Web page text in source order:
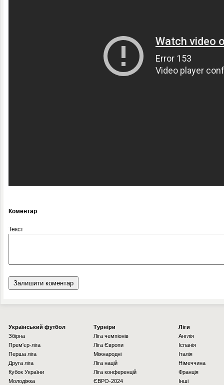
Коментар
Текст
Українcький футбол
Збірна
Прем'єр-ліга
Перша ліга
Друга ліга
Кубок України
Молодіжка
Турніри
Ліга чемпіонів
Ліга Європи
Міжнародні
Ліга націй
Ліга конференцій
ЄВРО-2024
Ліги
Англія
Іспанія
Італія
Німеччина
Франція
Інші